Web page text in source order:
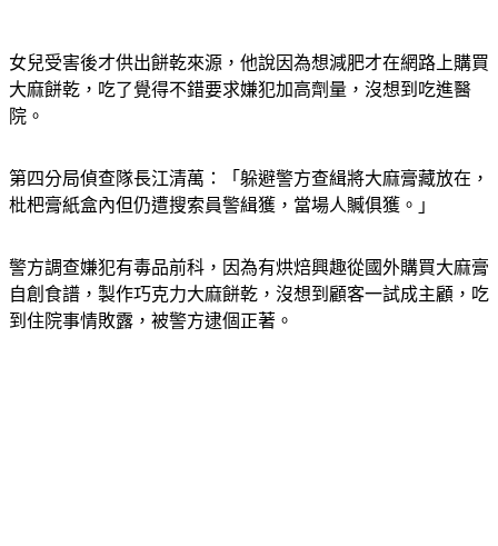
女兒受害後才供出餅乾來源，他說因為想減肥才在網路上購買
大麻餅乾，吃了覺得不錯要求嫌犯加高劑量，沒想到吃進醫
院。
第四分局偵查隊長江清萬：「躲避警方查緝將大麻膏藏放在，
枇杷膏紙盒內但仍遭搜索員警緝獲，當場人贓俱獲。」
警方調查嫌犯有毒品前科，因為有烘焙興趣從國外購買大麻膏
自創食譜，製作巧克力大麻餅乾，沒想到顧客一試成主顧，吃
到住院事情敗露，被警方逮個正著。